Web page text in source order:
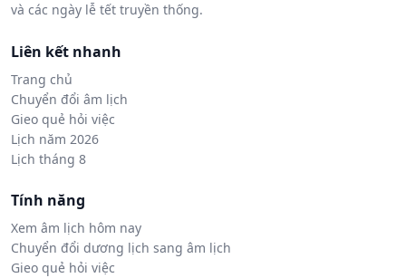
và các ngày lễ tết truyền thống.
Liên kết nhanh
Trang chủ
Chuyển đổi âm lịch
Gieo quẻ hỏi việc
Lịch năm 2026
Lịch tháng 8
Tính năng
Xem âm lịch hôm nay
Chuyển đổi dương lịch sang âm lịch
Gieo quẻ hỏi việc